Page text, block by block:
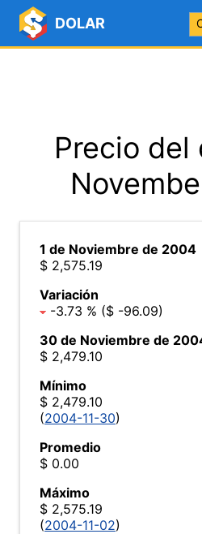
DOLAR
Precio del
1 de Noviembre de 2004
$ 2,575.19
Variación
-3.73 % ($ -96.09)
30 de Noviembre de
$ 2,479.10
Mínimo
$ 2,479.10
(2004-11-30)
Promedio
$ 0.00
Máximo
$ 2,575.19
(2004-11-02)